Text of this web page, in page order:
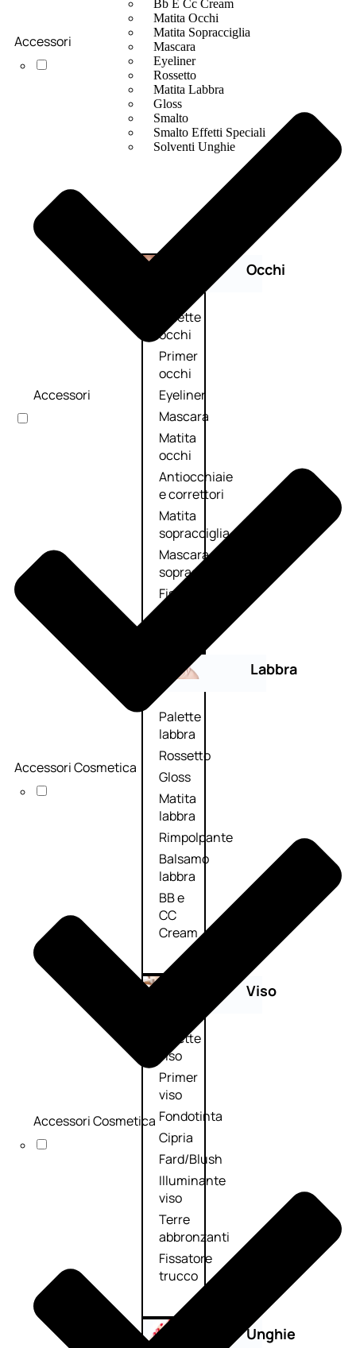
Bb E Cc Cream
Matita Occhi
Matita Sopracciglia
Mascara
Eyeliner
Rossetto
Matita Labbra
Gloss
Smalto
Smalto Effetti Speciali
Solventi Unghie
Occhi
Palette
occhi
Primer
occhi
Eyeliner
Mascara
Matita
occhi
Antiocchiaie
e correttori
Matita
sopracciglia
Mascara
sopracciglia
Fissante
sopracciglia
Labbra
Palette
labbra
Rossetto
Gloss
Matita
labbra
Rimpolpante
Balsamo
labbra
BB e
CC
Cream
Viso
Palette
viso
Primer
viso
Fondotinta
Cipria
Fard/Blush
Illuminante
viso
Terre
abbronzanti
Fissatore
trucco
Unghie
Accessori
Accessori
Accessori Cosmetica
Accessori Cosmetica